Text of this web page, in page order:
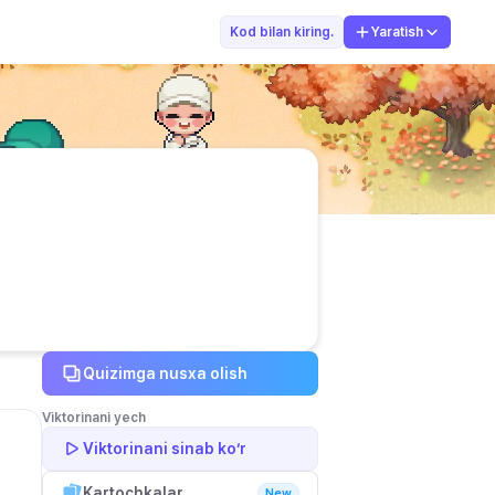
Kod bilan kiring. Yaratish
Shalola
Quizimga nusxa olish
Viktorinani yech
Viktorinani sinab ko‘r